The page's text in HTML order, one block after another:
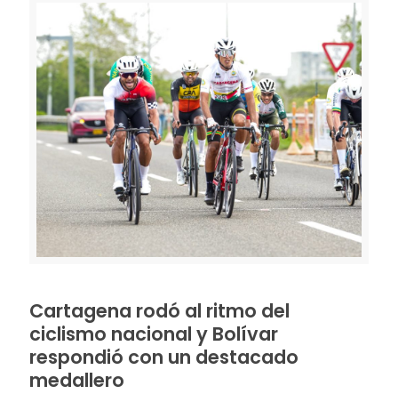
Cartagena rodó al ritmo del
ciclismo nacional y Bolívar
respondió con un destacado
medallero